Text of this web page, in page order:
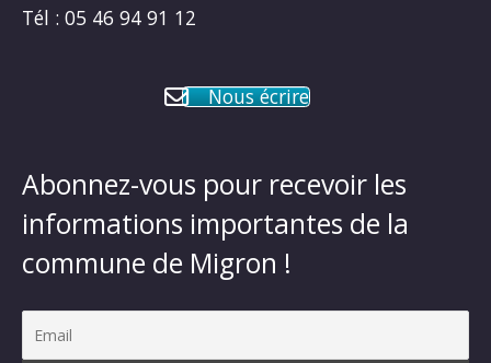
Tél : 05 46 94 91 12
Nous écrire
Abonnez-vous pour recevoir les
informations importantes de la
commune de Migron !